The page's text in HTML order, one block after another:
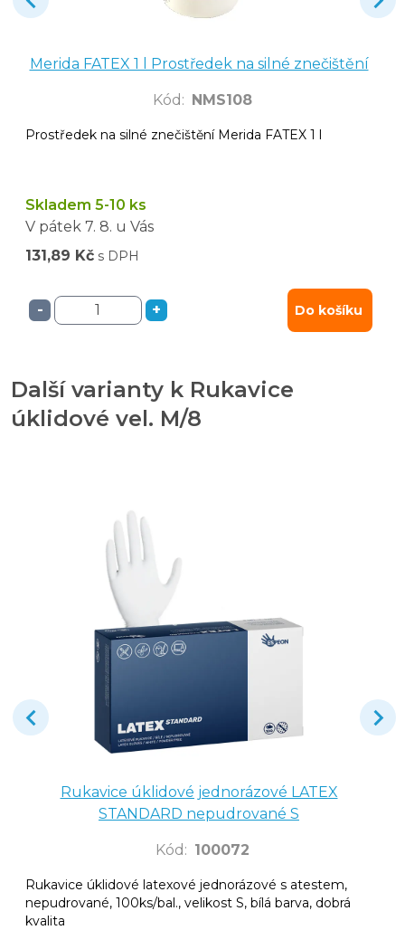
Merida FATEX 1 l Prostředek na silné znečištění
Kód : NMS108
Prostředek na silné znečištění Merida FATEX 1 l
Skladem 5-10 ks
V pátek 7. 8. u Vás
131,89 Kč s DPH
- + Do košíku
Další varianty k Rukavice
úklidové vel. M/8
Rukavice úklidové jednorázové LATEX
STANDARD nepudrované S
Kód : 100072
Rukavice úklidové latexové jednorázové s atestem,
nepudrované, 100ks/bal., velikost S, bílá barva, dobrá
kvalita